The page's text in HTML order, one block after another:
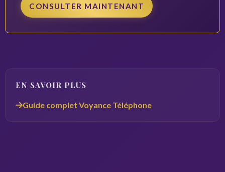
CONSULTER MAINTENANT
EN SAVOIR PLUS
Guide complet Voyance Téléphone